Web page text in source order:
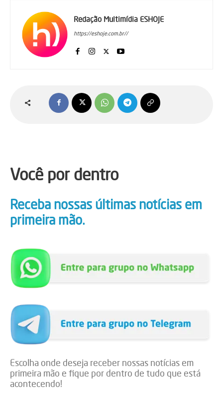
Redação Multimídia ESHOJE
https://eshoje.com.br//
Você por dentro
Receba nossas últimas notícias em
primeira mão.
Escolha onde deseja receber nossas notícias em
primeira mão e fique por dentro de tudo que está
acontecendo!